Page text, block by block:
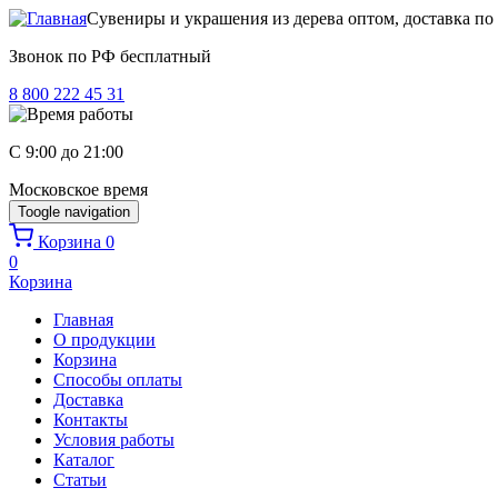
Перейти к основному содержанию
Сувениры и украшения из дерева оптом, доставка
Звонок по РФ бесплатный
8 800 222 45 31
C 9:00 до 21:00
Московское время
Toogle navigation
Корзина 0
0
Корзина
Главная
О продукции
Корзина
Способы оплаты
Доставка
Контакты
Условия работы
Каталог
Статьи